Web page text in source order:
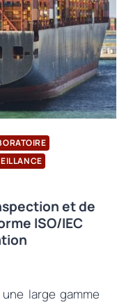
et de
ISO/IEC
large gamme